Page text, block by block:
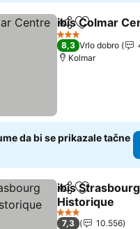
Deli Dodati u
ibis Colmar
3 Zvezdice
8,3 Vrlo dobro
Kolmar
da bi se prikazale tačne
Deli Dodati u
ibis
Historique
3 Zvezdice
7,3
10.556